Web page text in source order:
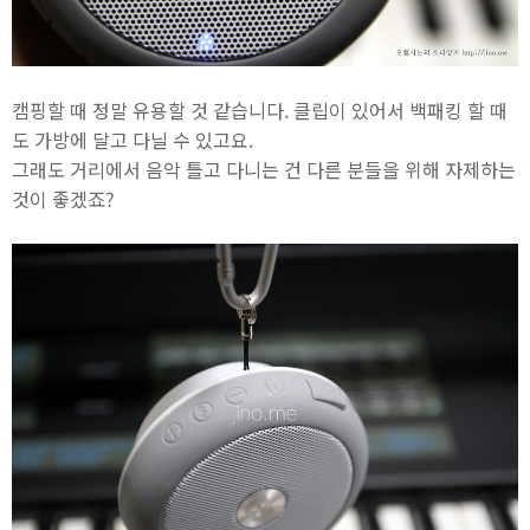
캠핑할 때 정말 유용할 것 같습니다. 클립이 있어서 백패킹 할 때
도 가방에 달고 다닐 수 있고요.
그래도 거리에서 음악 틀고 다니는 건 다른 분들을 위해 자제하는
것이 좋겠죠?